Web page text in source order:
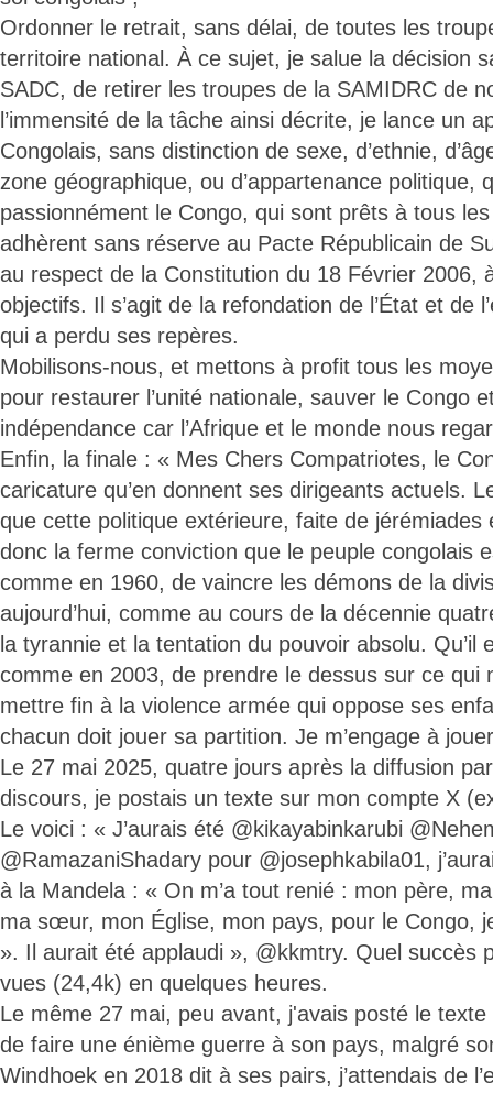
Ordonner le retrait, sans délai, de toutes les
territoire national. À ce sujet, je salue la décision
SADC, de retirer les troupes de la SAMIDRC de
l’immensité de la tâche ainsi décrite, je lance un
Congolais, sans distinction de sexe, d’ethnie,
zone géographique, ou d’appartenance politique,
passionnément le Congo, qui sont prêts à tous
adhèrent sans réserve au Pacte Républicain de
au respect de la Constitution du 18 Février 2006,
objectifs. Il s’agit de la refondation de l’État et de
qui a perdu ses repères.
Mobilisons-nous, et mettons à profit tous les
pour restaurer l’unité nationale, sauver le Congo
indépendance car l’Afrique et le monde nous
Enfin, la finale : « Mes Chers Compatriotes, le
caricature qu’en donnent ses dirigeants actuels.
que cette politique extérieure, faite de jérémiades
donc la ferme conviction que le peuple congolais
comme en 1960, de vaincre les démons de la
aujourd’hui, comme au cours de la décennie
la tyrannie et la tentation du pouvoir absolu. Qu’il
comme en 2003, de prendre le dessus sur ce qui
mettre fin à la violence armée qui oppose ses
chacun doit jouer sa partition. Je m’engage à
Le 27 mai 2025, quatre jours après la diffusion
discours, je postais un texte sur mon compte X
Le voici : « J’aurais été @kikayabinkarubi
@RamazaniShadary pour @josephkabila01,
à la Mandela : « On m’a tout renié : mon père,
ma sœur, mon Église, mon pays, pour le Congo,
». Il aurait été applaudi », @kkmtry. Quel succès
vues (24,4k) en quelques heures.
Le même 27 mai, peu avant, j'avais posté le
de faire une énième guerre à son pays, malgré
Windhoek en 2018 dit à ses pairs, j’attendais de